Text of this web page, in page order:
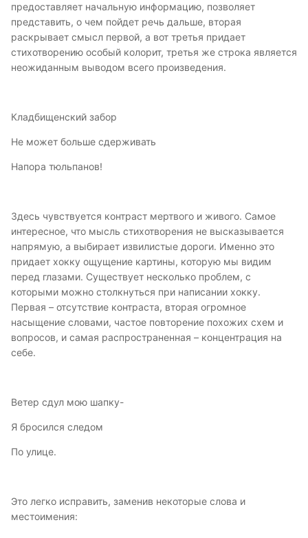
предоставляет начальную информацию, позволяет
представить, о чем пойдет речь дальше, вторая
раскрывает смысл первой, а вот третья придает
стихотворению особый колорит, третья же строка является
неожиданным выводом всего произведения.
Кладбищенский забор
Не может больше сдерживать
Напора тюльпанов!
Здесь чувствуется контраст мертвого и живого. Самое
интересное, что мысль стихотворения не высказывается
напрямую, а выбирает извилистые дороги. Именно это
придает хокку ощущение картины, которую мы видим
перед глазами. Существует несколько проблем, с
которыми можно столкнуться при написании хокку.
Первая – отсутствие контраста, вторая огромное
насыщение словами, частое повторение похожих схем и
вопросов, и самая распространенная – концентрация на
себе.
Ветер сдул мою шапку-
Я бросился следом
По улице.
Это легко исправить, заменив некоторые слова и
местоимения: